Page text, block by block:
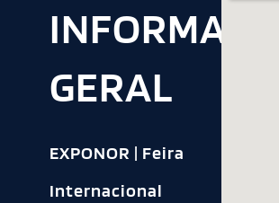
INFORMAÇÃO
GERAL
EXPONOR | Feira
Internacional